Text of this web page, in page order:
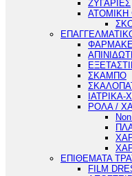
ΖΥΓΑΡΙΕΣ
ΑΤΟΜΙΚΗ
ΣΚΑΜΠΟ
ΡΟΛΑ /
ΕΠΙΘΕΜΑΤΑ
FILM